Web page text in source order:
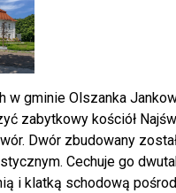
w gminie Olszanka
zabytkowy kościół
Dwór zbudowany
Cechuje go
i klatką schodową